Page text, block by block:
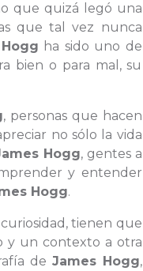
que quizá legó una
que tal vez nunca
ha sido uno de
bien o para mal, su
, personas que hacen
no sólo la vida
Hogg, gentes a
y entender
Hogg.
tienen que
y un contexto a otra
de James Hogg,